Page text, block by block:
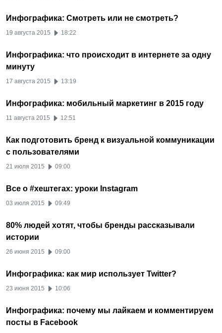
Инфографика: Смотреть или не смотреть?
19 августа 2015 18:22
Инфографика: что происходит в интернете за одну
минуту
17 августа 2015 13:19
Инфографика: мобильный маркетинг в 2015 году
11 августа 2015 12:51
Как подготовить бренд к визуальной коммуникации
с пользователями
21 июля 2015 09:00
Все о #хештегах: уроки Instagram
03 июля 2015 09:49
80% людей хотят, чтобы бренды рассказывали
истории
26 июня 2015 09:00
Инфографика: как мир использует Twitter?
23 июня 2015 10:06
Инфографика: почему мы лайкаем и комментируем
посты в Facebook